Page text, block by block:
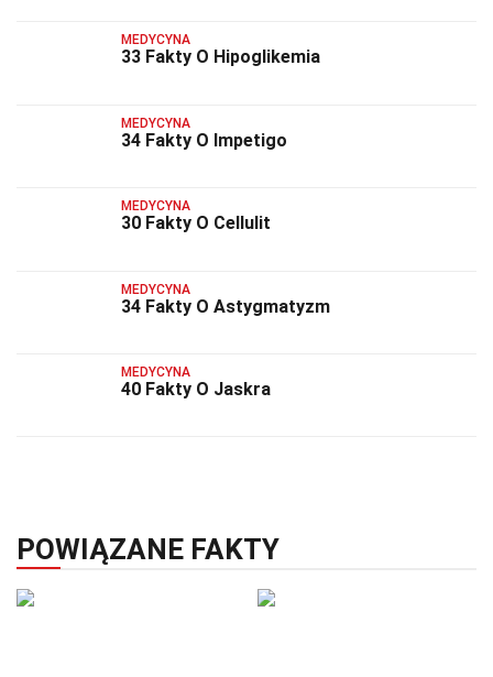
MEDYCYNA
33 Fakty O Hipoglikemia
MEDYCYNA
34 Fakty O Impetigo
MEDYCYNA
30 Fakty O Cellulit
MEDYCYNA
34 Fakty O Astygmatyzm
MEDYCYNA
40 Fakty O Jaskra
POWIĄZANE FAKTY